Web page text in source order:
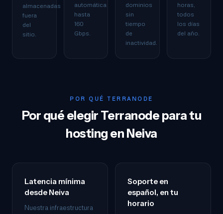
almacenadas
fuera
del
sitio.
automática
hasta
160
Gbps.
dominios
sin
tiempo
de
inactividad.
horas,
todos
los días
del año.
POR QUÉ TERRANODE
Por qué elegir Terranode para tu
hosting en Neiva
Latencia mínima
desde Neiva
Nuestra infraestructura
Soporte en
español, en tu
horario